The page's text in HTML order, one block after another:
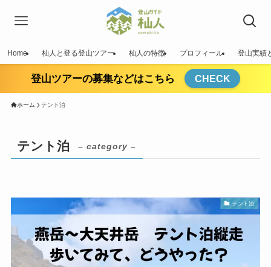
Home 杣人と登る登山ツアー 杣人の特徴 プロフィール 登山実績
登山ツアーの募集などはこちら CHECK
ホーム テント泊
テント泊 – category –
テント泊